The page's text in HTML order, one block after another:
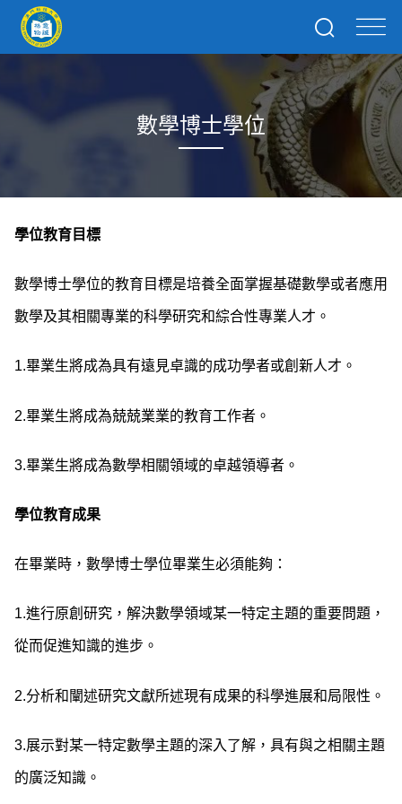
數學博士學位
學位教育目標
數學博士學位的教育目標是培養全面掌握基礎數學或者應用
數學及其相關專業的科學研究和綜合性專業人才。
1.畢業生將成為具有遠見卓識的成功學者或創新人才。
2.畢業生將成為兢兢業業的教育工作者。
3.畢業生將成為數學相關領域的卓越領導者。
學位教育成果
在畢業時，數學博士學位畢業生必須能夠：
1.進行原創研究，解決數學領域某一特定主題的重要問題，
從而促進知識的進步。
2.分析和闡述研究文獻所述現有成果的科學進展和局限性。
3.展示對某一特定數學主題的深入了解，具有與之相關主題
的廣泛知識。